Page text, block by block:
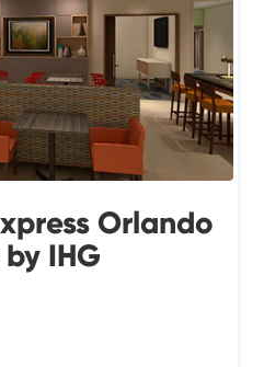
Orlando
IHG